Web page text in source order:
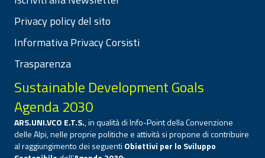
Privacy policy del sito
Informativa Privacy Corsisti
Trasparenza
Sustainable Development Goals
Agenda 2030
ARS.UNI.VCO E.T.S., in qualità di Info-Point della Convenzione
delle Alpi, nelle proprie politiche e attività si propone di contribuire
al raggiungimento dei seguenti Obiettivi per lo Sviluppo